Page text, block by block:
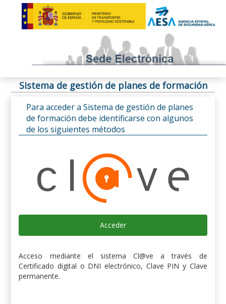
Sistema de gestión de planes de formación
Para acceder a Sistema de gestión de planes
de formación debe identificarse con algunos
de los siguientes métodos
Acceder
Acceso mediante el sistema Cl@ve a través de
Certificado digital o DNI electrónico, Clave PIN y Clave
permanente.